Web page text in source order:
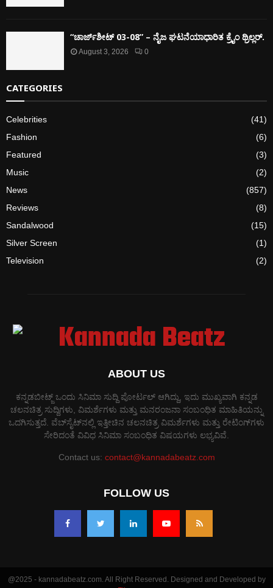
“ಚಾರ್ಜ್‌ಶೀಟ್ 03-08” – ನೈಜ ಘಟನೆಯಾಧಾರಿತ ಕ್ರೈಂ ಥ್ರಿಲ್ಲರ್.
August 3, 2026 0
CATEGORIES
Celebrities
(41)
Fashion
(6)
Featured
(3)
Music
(2)
News
(857)
Reviews
(8)
Sandalwood
(15)
Silver Screen
(1)
Television
(2)
ABOUT US
ಕನ್ನಡಬೀಟ್ಜ್ ಒಂದು ಸಿನಿಮಾ ಸುದ್ದಿ ಪೋರ್ಟಲ್ ಆಗಿದ್ದು, ಇದು ಮುಖ್ಯವಾಗಿ ಕನ್ನಡ
ಚಲನಚಿತ್ರ ಸುದ್ದಿಗಳು, ವಿಮರ್ಶೆಗಳು ಮತ್ತು ಮನರಂಜನಾ ಸಂಬಂಧಿತ ಮಾಹಿತಿಯನ್ನು
ಒದಗಿಸುತ್ತದೆ. ವೆಬ್‌ಸೈಟ್‌ನಲ್ಲಿ ಇತ್ತೀಚಿನ ಚಲನಚಿತ್ರ ವಿಮರ್ಶೆಗಳು ಮತ್ತು ರೇಟಿಂಗ್‌ಗಳು
ಸೇರಿದಂತೆ ವಿವಿಧ ಸಿನಿಮಾ ಸಂಬಂಧಿತ ವಿಷಯಗಳು ಲಭ್ಯವಿವೆ.
Contact us: contact@kannadabeatz.com
FOLLOW US
@2025 - kannadabeatz.com. All Right Reserved. Designed and Developed by